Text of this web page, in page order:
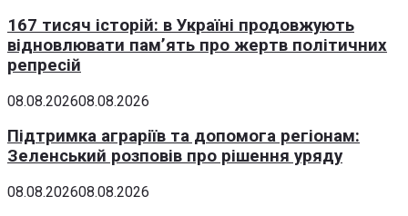
167 тисяч історій: в Україні продовжують
відновлювати пам’ять про жертв політичних
репресій
08.08.202608.08.2026
Підтримка аграріїв та допомога регіонам:
Зеленський розповів про рішення уряду
08.08.202608.08.2026